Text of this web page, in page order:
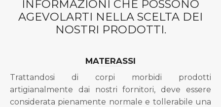
INFORMAZIONI CHE POSSONO
AGEVOLARTI NELLA SCELTA DEI
NOSTRI PRODOTTI.
MATERASSI
Trattandosi di corpi morbidi prodotti
artigianalmente dai nostri fornitori, deve essere
considerata pienamente normale e tollerabile una